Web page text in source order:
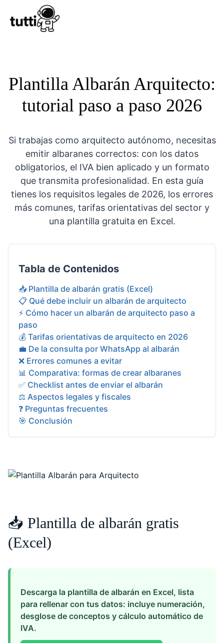
Plantilla Albarán Arquitecto:
tutorial paso a paso 2026
Si trabajas como arquitecto autónomo, necesitas
emitir albaranes correctos: con los datos
obligatorios, el IVA bien aplicado y un formato
que transmita profesionalidad. En esta guía
tienes los requisitos legales de 2026, los errores
más comunes, tarifas orientativas del sector y
una plantilla gratuita en Excel.
Tabla de Contenidos
📥 Plantilla de albarán gratis (Excel)
📋 Qué debe incluir un albarán de arquitecto
⚡ Cómo hacer un albarán de arquitecto paso a
paso
💰 Tarifas orientativas de arquitecto en 2026
💼 De la consulta por WhatsApp al albarán
❌ Errores comunes a evitar
📊 Comparativa: formas de crear albaranes
✅ Checklist antes de enviar el albarán
⚖️ Aspectos legales y fiscales
❓ Preguntas frecuentes
🎯 Conclusión
📥 Plantilla de albarán gratis
(Excel)
Descarga la plantilla de albarán en Excel, lista
para rellenar con tus datos: incluye numeración,
desglose de conceptos y cálculo automático de
IVA.